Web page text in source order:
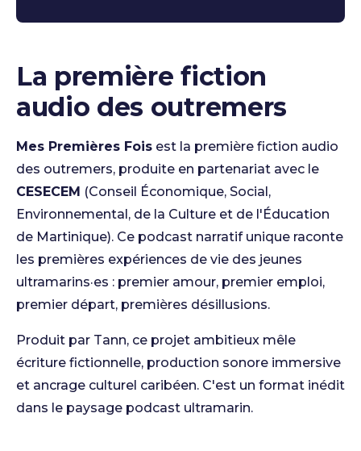
La première fiction
audio des outremers
Mes Premières Fois est la première fiction audio
des outremers, produite en partenariat avec le
CESECEM (Conseil Économique, Social,
Environnemental, de la Culture et de l'Éducation
de Martinique). Ce podcast narratif unique raconte
les premières expériences de vie des jeunes
ultramarins·es : premier amour, premier emploi,
premier départ, premières désillusions.
Produit par Tann, ce projet ambitieux mêle
écriture fictionnelle, production sonore immersive
et ancrage culturel caribéen. C'est un format inédit
dans le paysage podcast ultramarin.